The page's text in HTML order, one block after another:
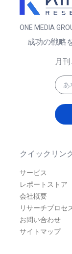
ONE MEDIA
クイックリン
サービス
レポートストア
会社概要
リサーチプロセ
お問い合わせ
サイトマップ
成功の戦略
月